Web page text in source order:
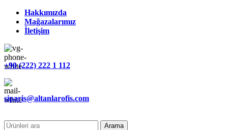
Hakkımızda
Mağazalarımız
İletişim
+90 (222) 222 1 112
siparis@altanlarofis.com
Arama